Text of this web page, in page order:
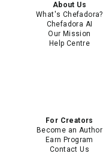
About Us
What's Chefadora?
Chefadora AI
Our Mission
Help Centre
For Creators
Become an Author
Earn Program
Contact Us